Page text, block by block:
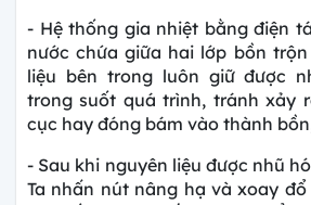
- Hệ thống gia nhiệt bằng điện
nước chứa giữa hai lớp bồn
liệu bên trong luôn giữ được
trong suốt quá trình, tránh xảy
cục hay đóng bám vào thành
- Sau khi nguyên liệu được nhũ
Ta nhấn nút nâng hạ và xoay